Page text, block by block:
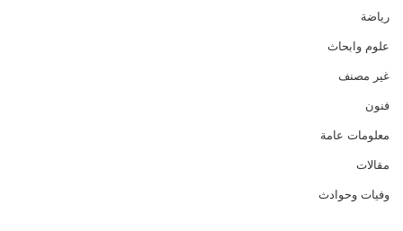
رياضة
علوم وابحاث
غير مصنف
فنون
معلومات عامة
مقالات
وفيات وحوادث